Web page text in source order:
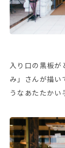
入り口の黒板が
み」さんが描い
うなあたたかい